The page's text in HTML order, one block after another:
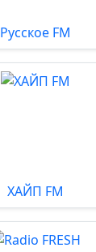
Русское FM
ХАЙП FM